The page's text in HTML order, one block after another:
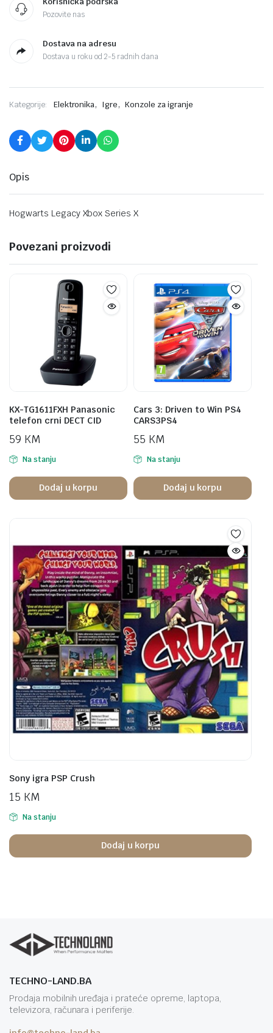
Pozovite nas
Dostava na adresu
Dostava u roku od 2-5 radnih dana
Kategorije: Elektronika, Igre, Konzole za igranje
Opis
Hogwarts Legacy Xbox Series X
Povezani proizvodi
KX-TG1611FXH Panasonic
telefon crni DECT CID
59 KM
Na stanju
Dodaj u korpu
Cars 3: Driven to Win PS4
CARS3PS4
55 KM
Na stanju
Dodaj u korpu
Sony igra PSP Crush
15 KM
Na stanju
Dodaj u korpu
TECHNO-LAND.BA
Prodaja mobilnih uređaja i prateće opreme, laptopa,
televizora, računara i periferije.